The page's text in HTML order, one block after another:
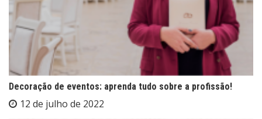
Decoração de eventos: aprenda tudo sobre a profissão!
12 de julho de 2022